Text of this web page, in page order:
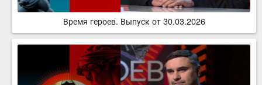
Время героев. Выпуск от 30.03.2026